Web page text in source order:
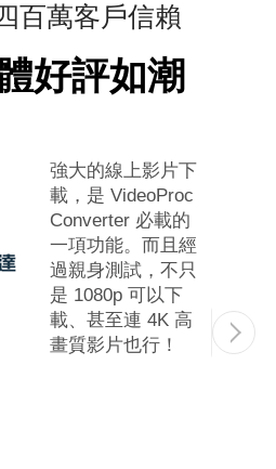
百萬客戶信賴
好評如潮
強大的線上影片下
載，是 VideoProc
Converter 必載的
一項功能。而且經
過親身測試，不只
是 1080p 可以下
載、甚至連 4K 高
畫質影片也行！